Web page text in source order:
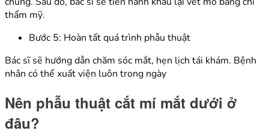
thẩm mỹ.
Bước 5: Hoàn tất quá trình phẫu thuật
Bác sĩ sẽ hướng dẫn chăm sóc mắt, hẹn lịch tái khám. Bệnh
nhân có thể xuất viện luôn trong ngày
Nên phẫu thuật cắt mí mắt dưới ở
đâu?